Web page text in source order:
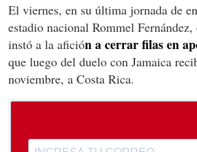
El viernes, en su última jornada de
estadio nacional Rommel
instó a la afición a cerrar filas en
que luego del duelo con Jamaica
noviembre, a Costa Rica.